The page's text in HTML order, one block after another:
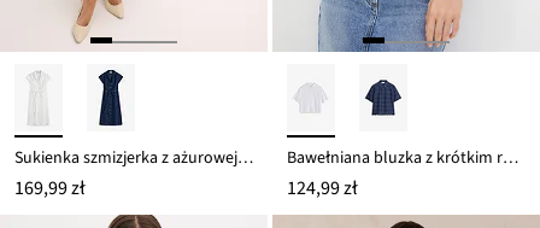
Sukienka szmizjerka z ażurowej koronki
169,99 zł
Bawełniana bluzka z krótkim rękawem
124,99 zł